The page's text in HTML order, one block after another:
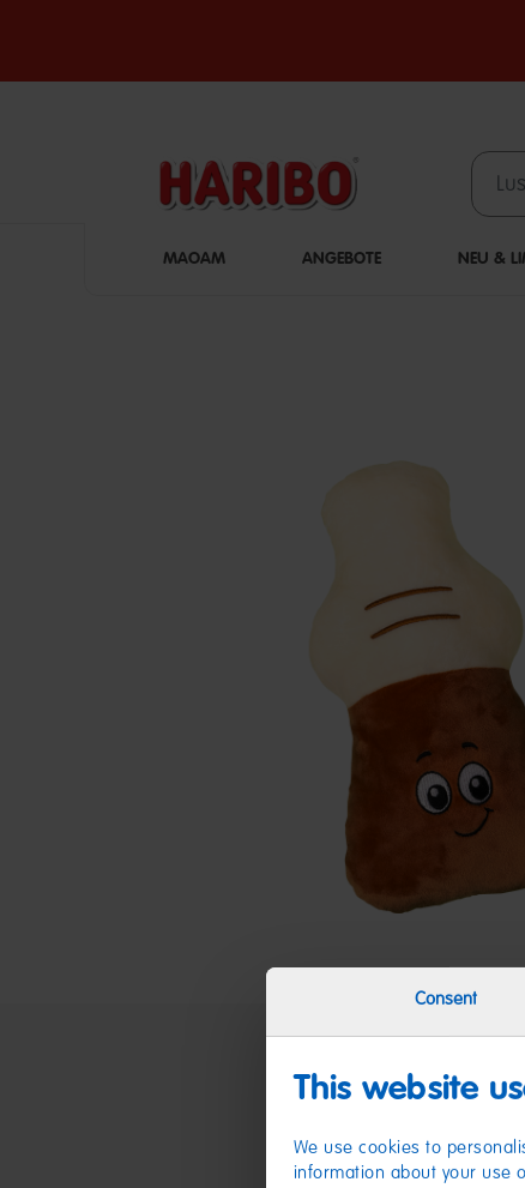
Consent
This website
We use cookies to
information about your use
MAOAM ANGEBOTE NEU &